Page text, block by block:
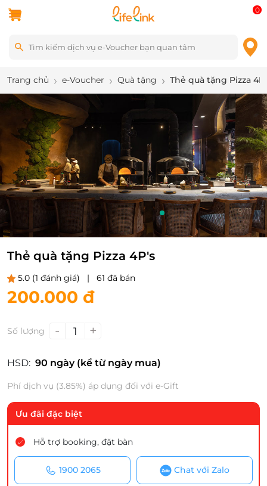
0
Trang chủ e-Voucher Quà tặng Thẻ quà tặng Pizza
9/11
Thẻ quà tặng Pizza 4P's
5.0 (1 đánh giá) | 61 đã bán
200.000 đ
Số lượng - 1 +
HSD: 90 ngày (kể từ ngày mua)
Phí dịch vụ (3.85%) áp dụng đối với e-Gift
Ưu đãi đặc biệt
Hỗ trợ booking, đặt bàn
1900 2065 Chat với Zalo